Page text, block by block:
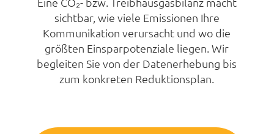
sichtbar, wie viele Emissionen Ihre
Kommunikation verursacht und wo die
größten Einsparpotenziale liegen. Wir
begleiten Sie von der Datenerhebung bis
zum konkreten Reduktionsplan.